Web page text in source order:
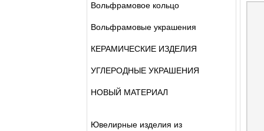
Вольфрамовое кольцо
Вольфрамовые украшения
КЕРАМИЧЕСКИЕ ИЗДЕЛИЯ
УГЛЕРОДНЫЕ УКРАШЕНИЯ
НОВЫЙ МАТЕРИАЛ
Ювелирные изделия из